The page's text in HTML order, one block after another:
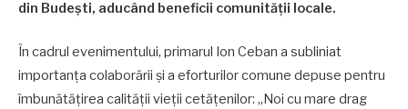
din Budești, aducând beneficii comunității locale.
În cadrul evenimentului, primarul Ion Ceban a subliniat
importanța colaborării și a eforturilor comune depuse pentru
îmbunătățirea calității vieții cetățenilor: „Noi cu mare drag